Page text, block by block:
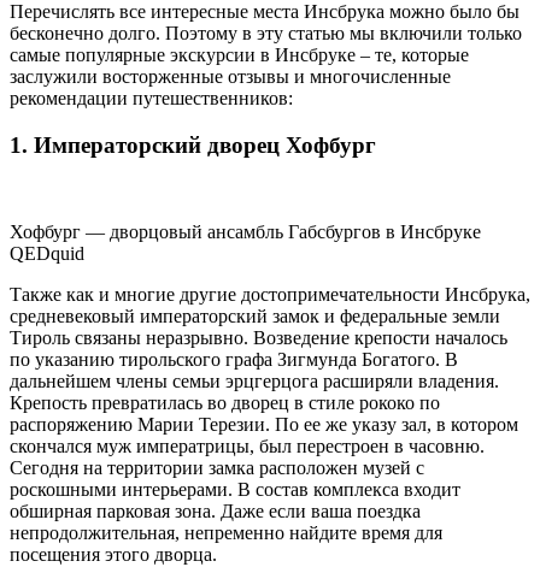
Перечислять все интересные места Инсбрука можно было бы
бесконечно долго. Поэтому в эту статью мы включили только
самые популярные экскурсии в Инсбруке – те, которые
заслужили восторженные отзывы и многочисленные
рекомендации путешественников:
1. Императорский дворец Хофбург
Хофбург — дворцовый ансамбль Габсбургов в Инсбруке
QEDquid
Также как и многие другие достопримечательности Инсбрука,
средневековый императорский замок и федеральные земли
Тироль связаны неразрывно. Возведение крепости началось
по указанию тирольского графа Зигмунда Богатого. В
дальнейшем члены семьи эрцгерцога расширяли владения.
Крепость превратилась во дворец в стиле рококо по
распоряжению Марии Терезии. По ее же указу зал, в котором
скончался муж императрицы, был перестроен в часовню.
Сегодня на территории замка расположен музей с
роскошными интерьерами. В состав комплекса входит
обширная парковая зона. Даже если ваша поездка
непродолжительная, непременно найдите время для
посещения этого дворца.